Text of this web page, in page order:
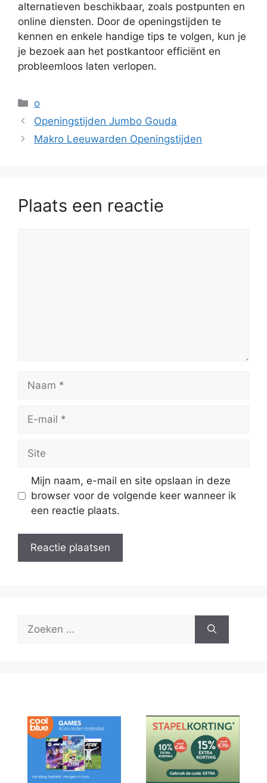
alternatieven beschikbaar, zoals postpunten en
online diensten. Door de openingstijden te
kennen en enkele handige tips te volgen, kun je
je bezoek aan het postkantoor efficiënt en
probleemloos laten verlopen.
Categorieën
o
Openingstijden Jumbo Gouda
Makro Leeuwarden Openingstijden
Plaats een reactie
Naam
Site
Mijn naam, e-mail en site opslaan in deze
browser voor de volgende keer wanneer ik
een reactie plaats.
naar: